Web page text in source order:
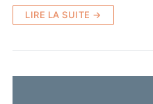
LIRE LA SUITE →